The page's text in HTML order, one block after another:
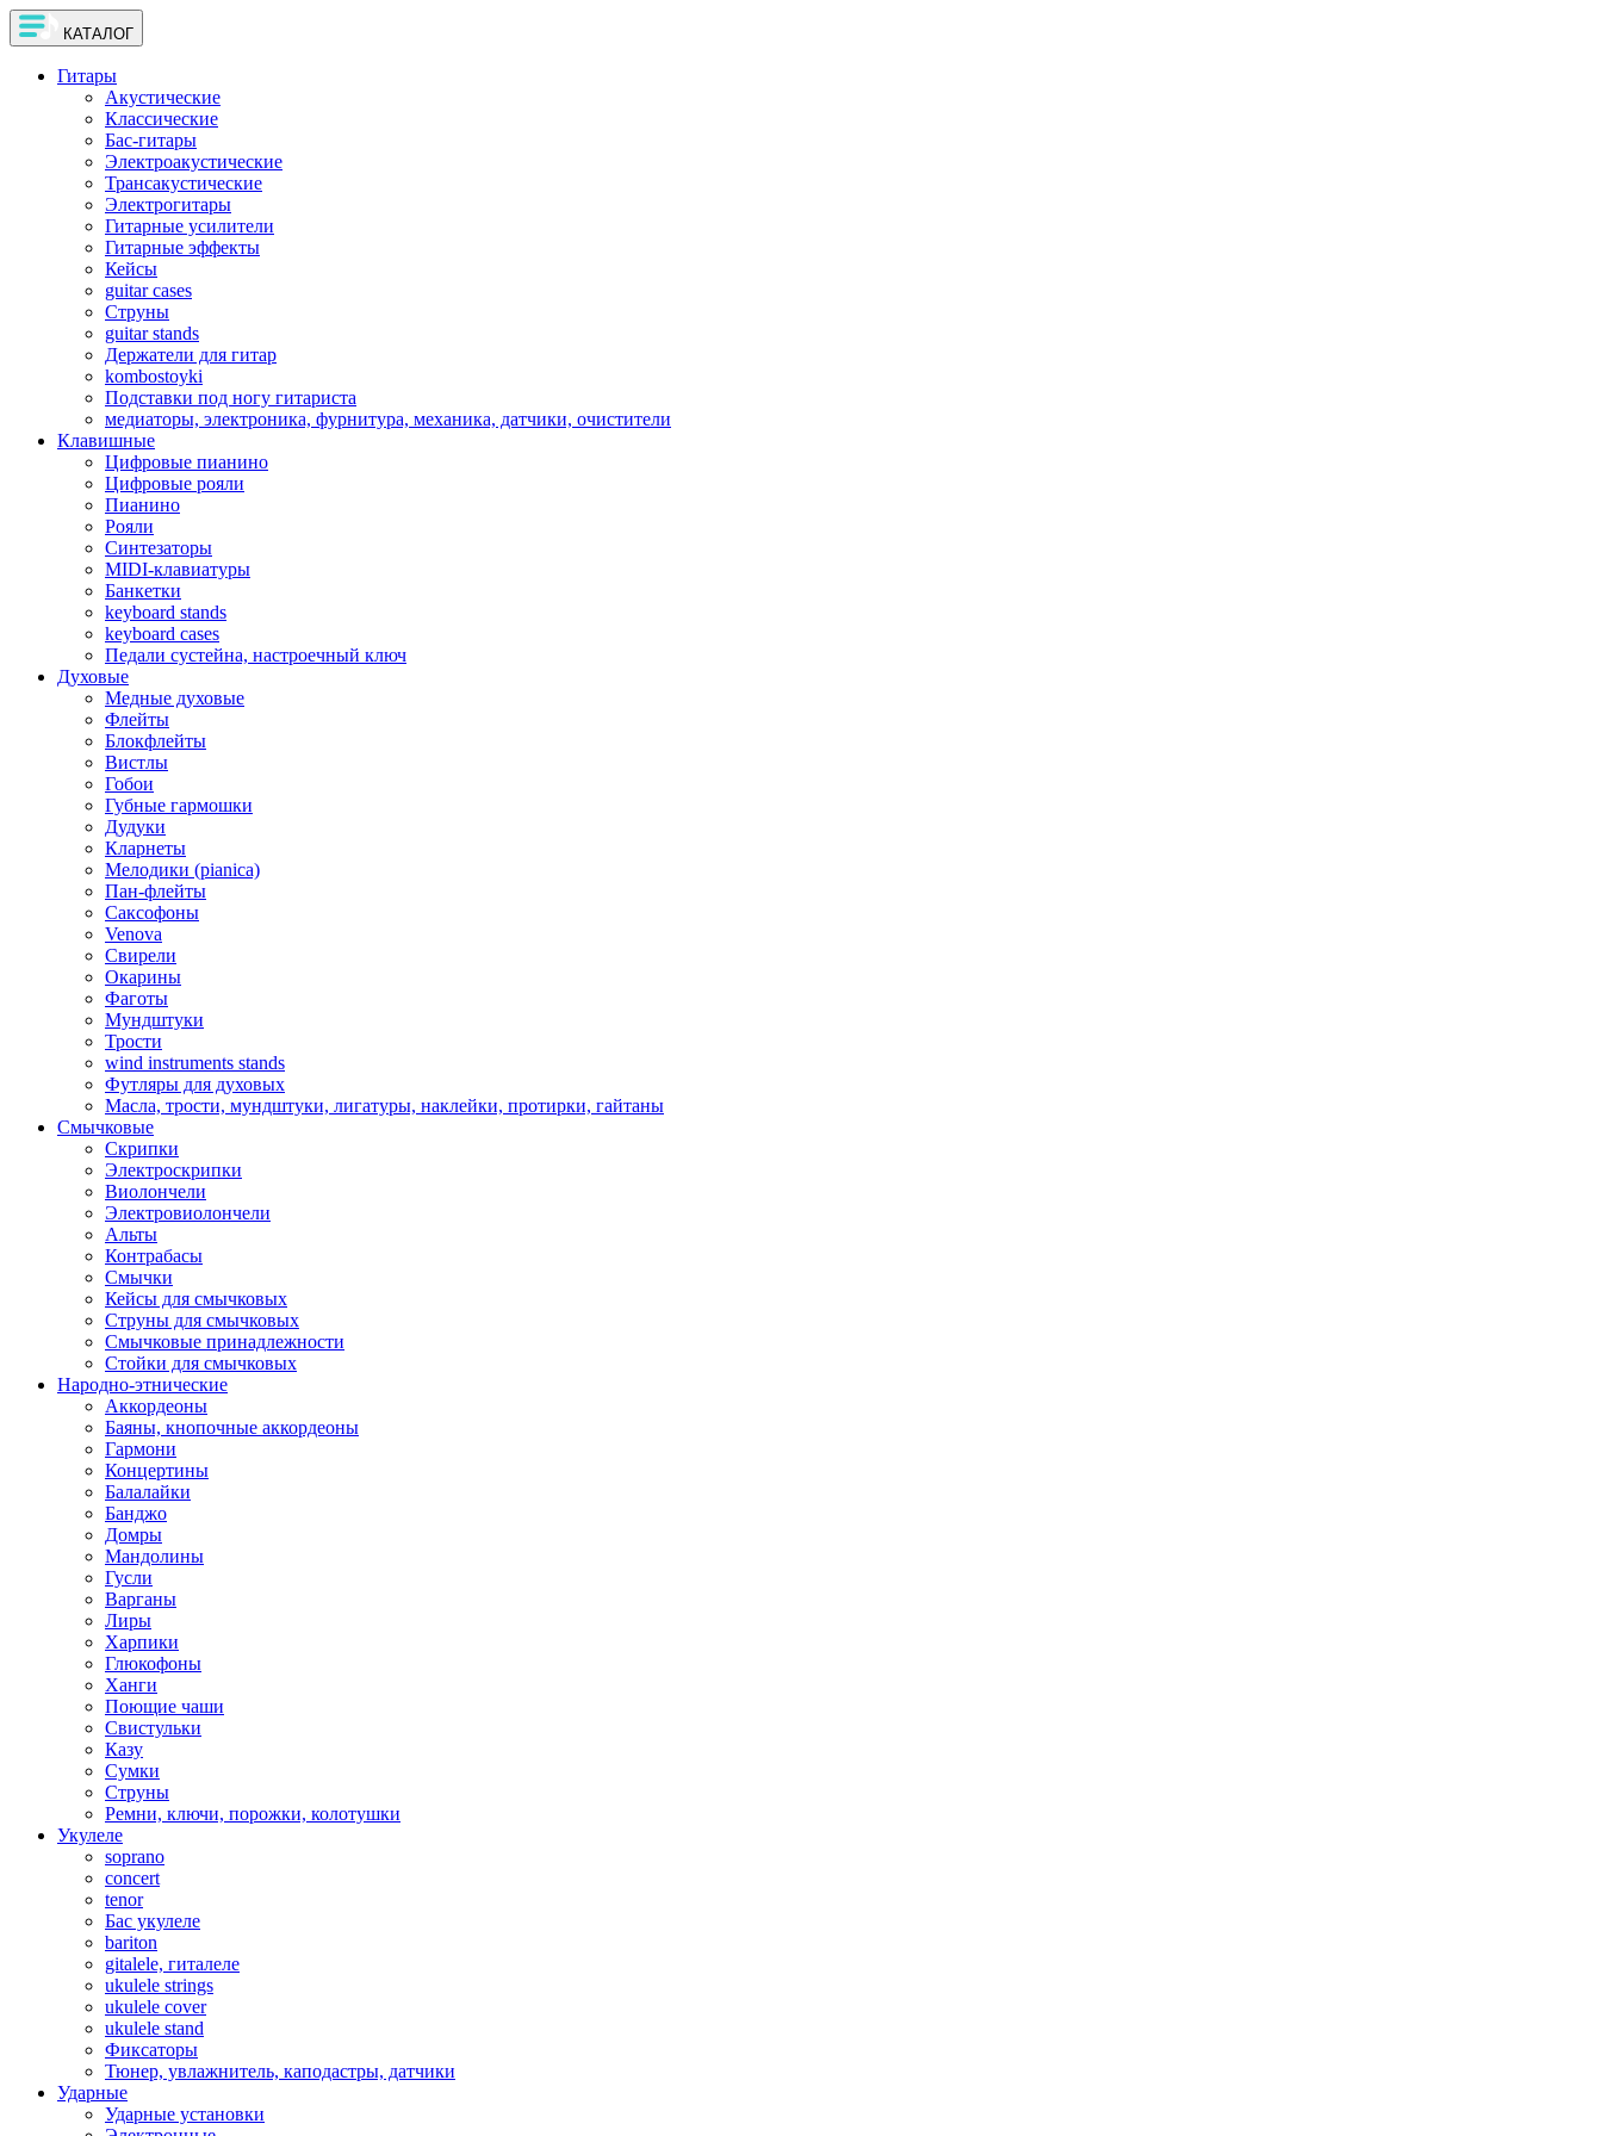
КАТАЛОГ
Гитары
Акустические
Классические
Бас-гитары
Электроакустические
Трансакустические
Электрогитары
Гитарные усилители
Гитарные эффекты
Кейсы
guitar cases
Струны
guitar stands
Держатели для гитар
kombostoyki
Подставки под ногу гитариста
медиаторы, электроника, фурнитура, механика, датчики, очистители
Клавишные
Цифровые пианино
Цифровые рояли
Пианино
Рояли
Синтезаторы
MIDI-клавиатуры
Банкетки
keyboard stands
keyboard cases
Педали сустейна, настроечный ключ
Духовые
Медные духовые
Флейты
Блокфлейты
Вистлы
Гобои
Губные гармошки
Дудуки
Кларнеты
Мелодики (pianica)
Пан-флейты
Саксофоны
Venova
Свирели
Окарины
Фаготы
Мундштуки
Трости
wind instruments stands
Футляры для духовых
Масла, трости, мундштуки, лигатуры, наклейки, протирки, гайтаны
Смычковые
Скрипки
Электроскрипки
Виолончели
Электровиолончели
Альты
Контрабасы
Смычки
Кейсы для смычковых
Струны для смычковых
Смычковые принадлежности
Стойки для смычковых
Народно-этнические
Аккордеоны
Баяны, кнопочные аккордеоны
Гармони
Концертины
Балалайки
Банджо
Домры
Мандолины
Гусли
Варганы
Лиры
Харпики
Глюкофоны
Ханги
Поющие чаши
Свистульки
Казу
Сумки
Струны
Ремни, ключи, порожки, колотушки
Укулеле
soprano
concert
tenor
Бас укулеле
bariton
gitalele, гиталеле
ukulele strings
ukulele cover
ukulele stand
Фиксаторы
Тюнер, увлажнитель, каподастры, датчики
Ударные
Ударные установки